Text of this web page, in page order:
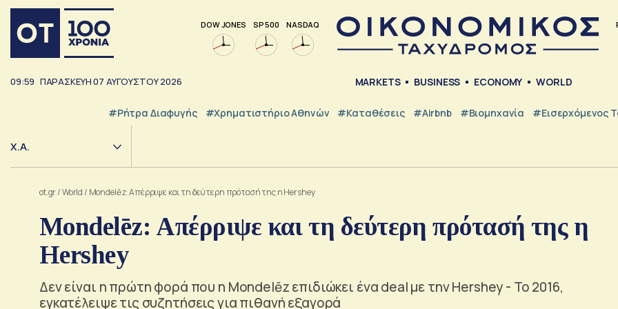
DOW JONES SP 500 NASDAQ
09:59 ΠΑΡΑΣΚΕΥΗ07 ΑΥΓΟΥΣΤΟΥ2026 MARKETS BUSINESS ECONOMY WORLD
#ρήτρα Διαφυγής #Χρηματιστήριο Αθηνών #Καταθέσεις #Airbnb #Βιομηχανία #εισερχόμενος
Χ.Α.
ot.gr/World / Mondelēz: Απέρριψε και τη δεύτερη πρότασή της η Hershey
Mondelēz: Απέρριψε και τη δεύτερη πρότασή της η
Hershey
Δεν είναι η πρώτη φορά που η Mondelēz επιδιώκει ένα deal με την Hershey - Το 2016,
εγκατέλειψε τις συζητήσεις για πιθανή εξαγορά